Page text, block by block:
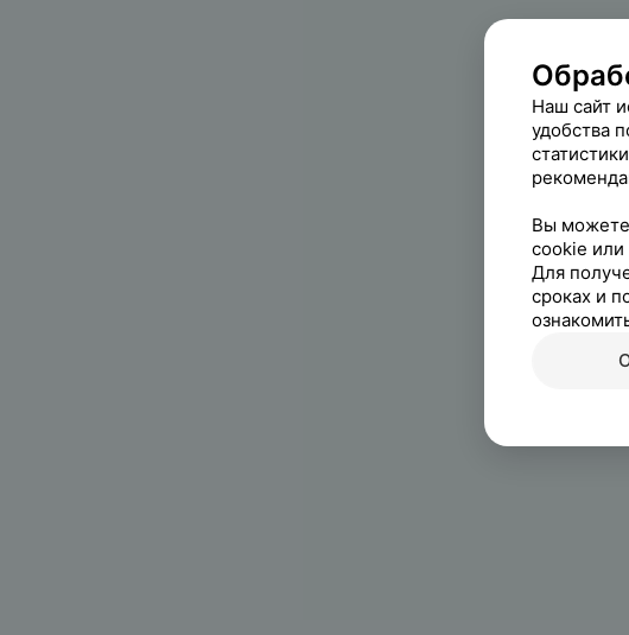
Наш сайт
удобства
Вы можете
cookie или
Для
сроках и